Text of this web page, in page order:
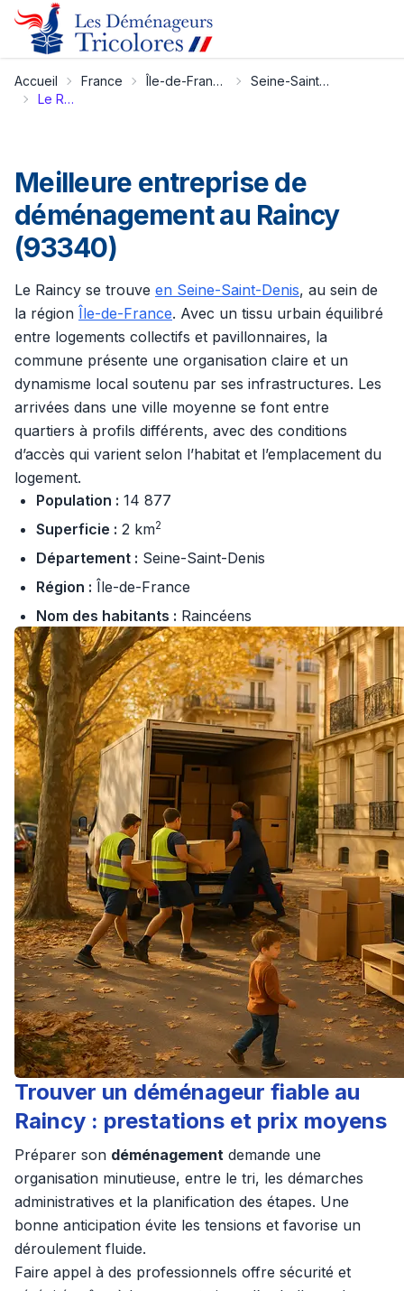
Accueil France Île-de-France
Seine-Saint-Denis
Le Raincy
Meilleure entreprise de
déménagement au Raincy
(93340)
Le Raincy se trouve en Seine-Saint-Denis, au sein de
la région Île-de-France. Avec un tissu urbain équilibré
entre logements collectifs et pavillonnaires, la
commune présente une organisation claire et un
dynamisme local soutenu par ses infrastructures. Les
arrivées dans une ville moyenne se font entre
quartiers à profils différents, avec des conditions
d’accès qui varient selon l’habitat et l’emplacement du
logement.
Population : 14 877
Superficie : 2 km2
Département : Seine-Saint-Denis
Région : Île-de-France
Nom des habitants : Raincéens
Trouver un déménageur fiable au
Raincy : prestations et prix moyens
Préparer son déménagement demande une
organisation minutieuse, entre le tri, les démarches
administratives et la planification des étapes. Une
bonne anticipation évite les tensions et favorise un
déroulement fluide.
Faire appel à des professionnels offre sécurité et